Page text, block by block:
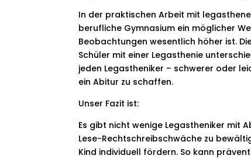
In der praktischen Arbeit mit
berufliche Gymnasium ein möglicher
Beobachtungen wesentlich höher ist.
Schüler mit einer Legasthenie
jeden Legastheniker – schwerer oder
ein Abitur zu schaffen.
Unser Fazit ist:
Es gibt nicht wenige Legastheniker mit
Lese-Rechtschreibschwäche zu
Kind individuell fördern. So kann